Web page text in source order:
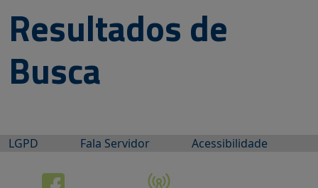
Resultados de
Busca
LGPD Fala Servidor Acessibilidade